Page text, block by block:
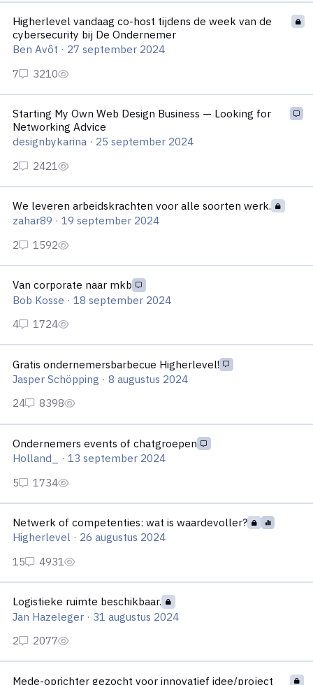
Higherlevel vandaag co-host tijdens de week van de
cybersecurity bij De Ondernemer
Ben Avôt · 27 september 2024
Starting My Own Web Design Business — Looking for
Networking Advice
designbykarina · 25 september 2024
We leveren arbeidskrachten voor alle soorten werk.
zahar89 ·19 september 2024
Van corporate naar mkb
Bob Kosse ·18 september 2024
Gratis ondernemersbarbecue Higherlevel!
Jasper Schöpping ·8 augustus 2024
Ondernemers events of chatgroepen
Holland_
·13 september 2024
Netwerk of competenties: wat is waardevoller?
Higherlevel · 26 augustus 2024
Logistieke ruimte beschikbaar.
Jan Hazeleger · 31 augustus 2024
Mede-oprichter gezocht voor innovatief idee/project